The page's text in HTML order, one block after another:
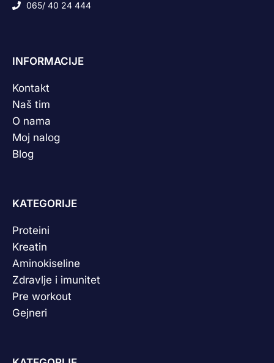
065/ 40 24 444
INFORMACIJE
Kontakt
Naš tim
O nama
Moj nalog
Blog
KATEGORIJE
Proteini
Kreatin
Aminokiseline
Zdravlje i imunitet
Pre workout
Gejneri